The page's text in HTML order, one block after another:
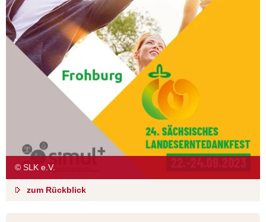
© SLK e.V.
zum Rückblick